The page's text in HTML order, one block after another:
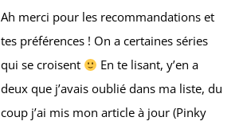
Ah merci pour les recommandations et
tes préférences ! On a certaines séries
qui se croisent
En te lisant, y’en a
deux que j’avais oublié dans ma liste, du
coup j’ai mis mon article à jour (Pinky